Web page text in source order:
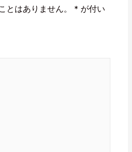
とはありません。 * が付い